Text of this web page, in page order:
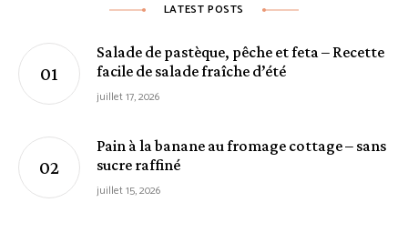
LATEST POSTS
Salade de pastèque, pêche et feta – Recette
facile de salade fraîche d’été
juillet 17, 2026
Pain à la banane au fromage cottage – sans
sucre raffiné
juillet 15, 2026